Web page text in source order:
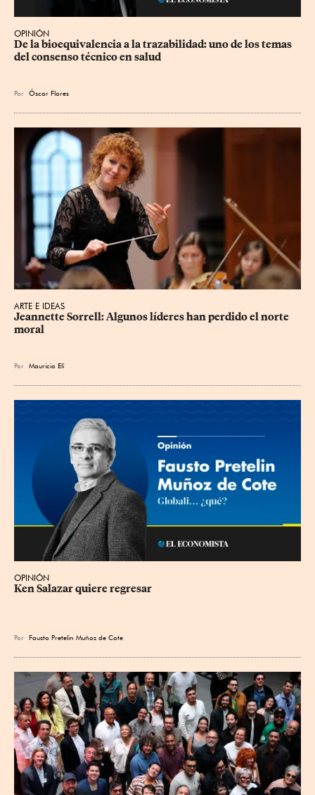
OPINIÓN
De la bioequivalencia a la trazabilidad: uno de los temas
del consenso técnico en salud
Por Óscar Flores
ARTE E IDEAS
Jeannette Sorrell: Algunos líderes han perdido el norte
moral
Por Mauricio Elí
OPINIÓN
Ken Salazar quiere regresar
Por Fausto Pretelin Muñoz de Cote